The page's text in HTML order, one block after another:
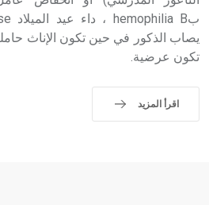
تكون عرضية.
اقرأ المزيد